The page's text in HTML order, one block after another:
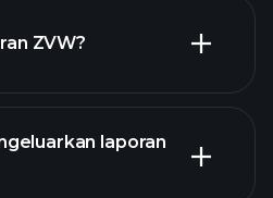
ZVW?
laporan